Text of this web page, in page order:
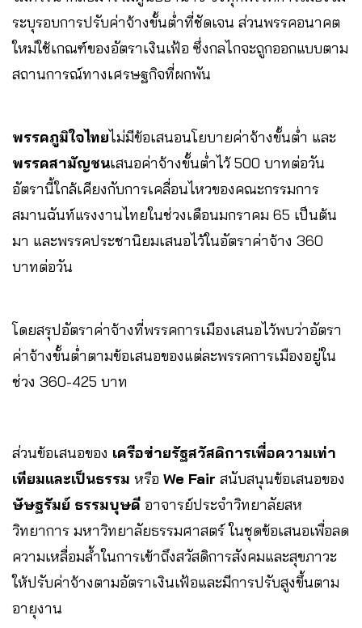
ระบุรอบการปรับค่าจ้างขั้นต่ำที่ชัดเจน ส่วนพรรคอนาคต
ใหม่ใช้เกณฑ์ของอัตราเงินเฟ้อ ซึ่งกลไกจะถูกออกแบบตาม
สถานการณ์ทางเศรษฐกิจที่ผกพัน
พรรคภูมิใจไทยไม่มีข้อเสนอนโยบายค่าจ้างขั้นต่ำ และ
พรรคสามัญชนเสนอค่าจ้างขั้นต่ำไว้ 500 บาทต่อวัน
อัตรานี้ใกล้เคียงกับการเคลื่อนไหวของคณะกรรมการ
สมานฉันท์แรงงานไทยในช่วงเดือนมกราคม 65 เป็นต้น
มา และพรรคประชานิยมเสนอไว้ในอัตราค่าจ้าง 360
บาทต่อวัน
โดยสรุปอัตราค่าจ้างที่พรรคการเมืองเสนอไว้พบว่าอัตรา
ค่าจ้างขั้นต่ำตามข้อเสนอของแต่ละพรรคการเมืองอยู่ใน
ช่วง 360-425 บาท
ส่วนข้อเสนอของ เครือข่ายรัฐสวัสดิการเพื่อความเท่า
เทียมและเป็นธรรม หรือ We Fair สนับสนุนข้อเสนอของ
ษัษฐรัมย์ ธรรมบุษดี อาจารย์ประจำวิทยาลัยสห
วิทยาการ มหาวิทยาลัยธรรมศาสตร์ ในชุดข้อเสนอเพื่อลด
ความเหลื่อมล้ำในการเข้าถึงสวัสดิการสังคมและสุขภาวะ
ให้ปรับค่าจ้างตามอัตราเงินเฟ้อและมีการปรับสูงขึ้นตาม
อายุงาน